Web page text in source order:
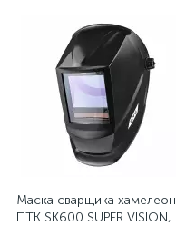
Маска сварщика хамелеон
ПТК SK600 SUPER VISION,